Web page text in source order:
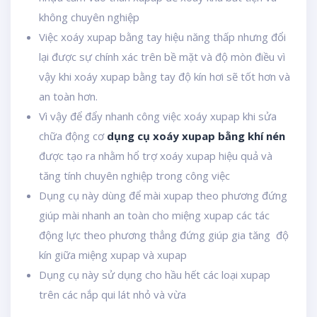
không chuyên nghiệp
Việc xoáy xupap bằng tay hiệu năng thấp nhưng đổi
lại được sự chính xác trên bề mặt và độ mòn điều vì
vậy khi xoáy xupap bằng tay độ kín hơi sẽ tốt hơn và
an toàn hơn.
Vì vậy để đẩy nhanh công việc xoáy xupap khi sửa
chữa động cơ dụng cụ xoáy xupap bằng khí nén
được tạo ra nhằm hổ trợ xoáy xupap hiệu quả và
tăng tính chuyên nghiệp trong công việc
Dụng cụ này dùng để mài xupap theo phương đứng
giúp mài nhanh an toàn cho miệng xupap các tác
động lực theo phương thẳng đứng giúp gia tăng độ
kín giữa miệng xupap và xupap
Dụng cụ này sử dụng cho hầu hết các loại xupap
trên các nắp qui lát nhỏ và vừa